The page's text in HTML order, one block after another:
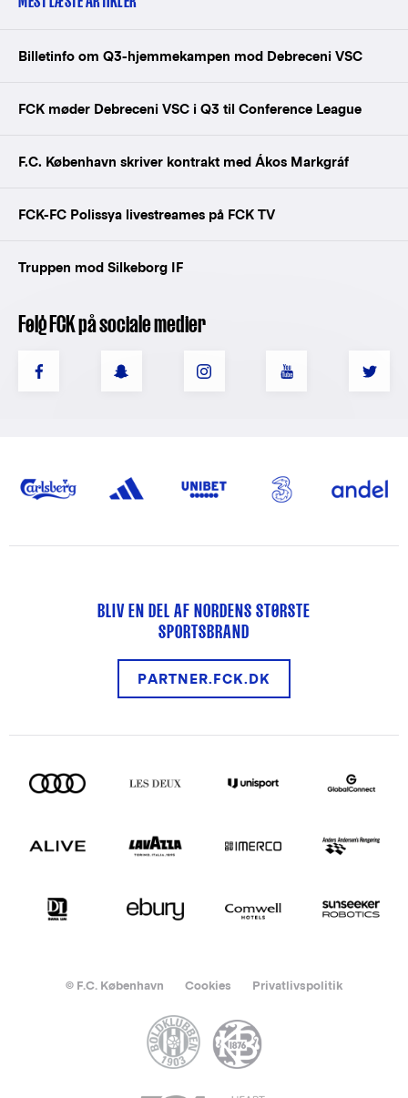
Billetinfo om Q3-hjemmekampen mod Debreceni VSC
FCK møder Debreceni VSC i Q3 til Conference League
F.C. København skriver kontrakt med Ákos Markgráf
FCK-FC Polissya livestreames på FCK TV
Truppen mod Silkeborg IF
Følg FCK på sociale medier
BLIV EN DEL AF NORDENS STØRSTE
SPORTSBRAND
PARTNER.FCK.DK
© F.C. København Cookies Privatlivspolitik